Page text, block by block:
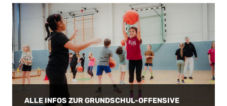
ALLE INFOS ZUR GRUNDSCHUL-OFFENSIVE